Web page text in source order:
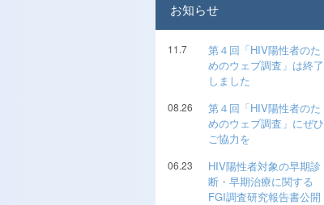
お知らせ
11.7
第４回「HIV陽性者のた
めのウェブ調査」は終了
しました
08.26
第４回「HIV陽性者のた
めのウェブ調査」にぜひ
ご協力を
06.23
HIV陽性者対象の早期診
断・早期治療に関する
FGI調査研究報告書公開